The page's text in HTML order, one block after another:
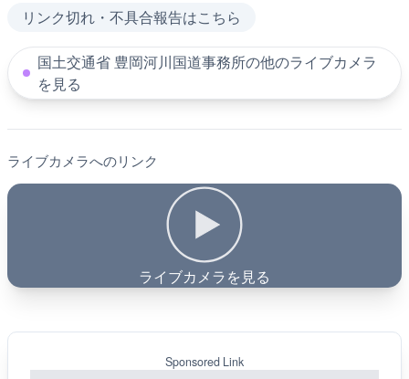
リンク切れ・不具合報告はこちら
国土交通省 豊岡河川国道事務所の他のライブカメラ
を見る
ライブカメラへのリンク
ライブカメラを見る
Sponsored Link